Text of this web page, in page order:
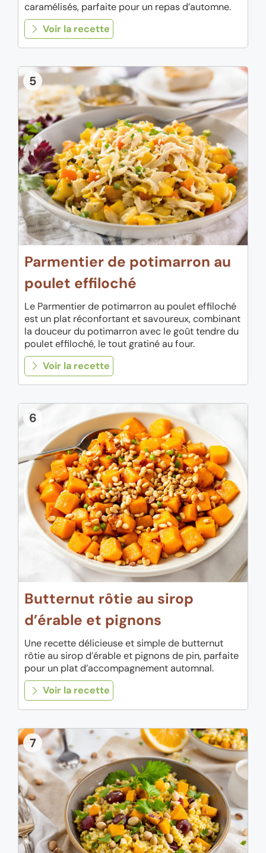
caramélisés, parfaite pour un repas d’automne.
Voir la recette
5
Parmentier de potimarron au
poulet effiloché
Le Parmentier de potimarron au poulet effiloché
est un plat réconfortant et savoureux, combinant
la douceur du potimarron avec le goût tendre du
poulet effiloché, le tout gratiné au four.
Voir la recette
6
Butternut rôtie au sirop
d’érable et pignons
Une recette délicieuse et simple de butternut
rôtie au sirop d’érable et pignons de pin, parfaite
pour un plat d’accompagnement automnal.
Voir la recette
7